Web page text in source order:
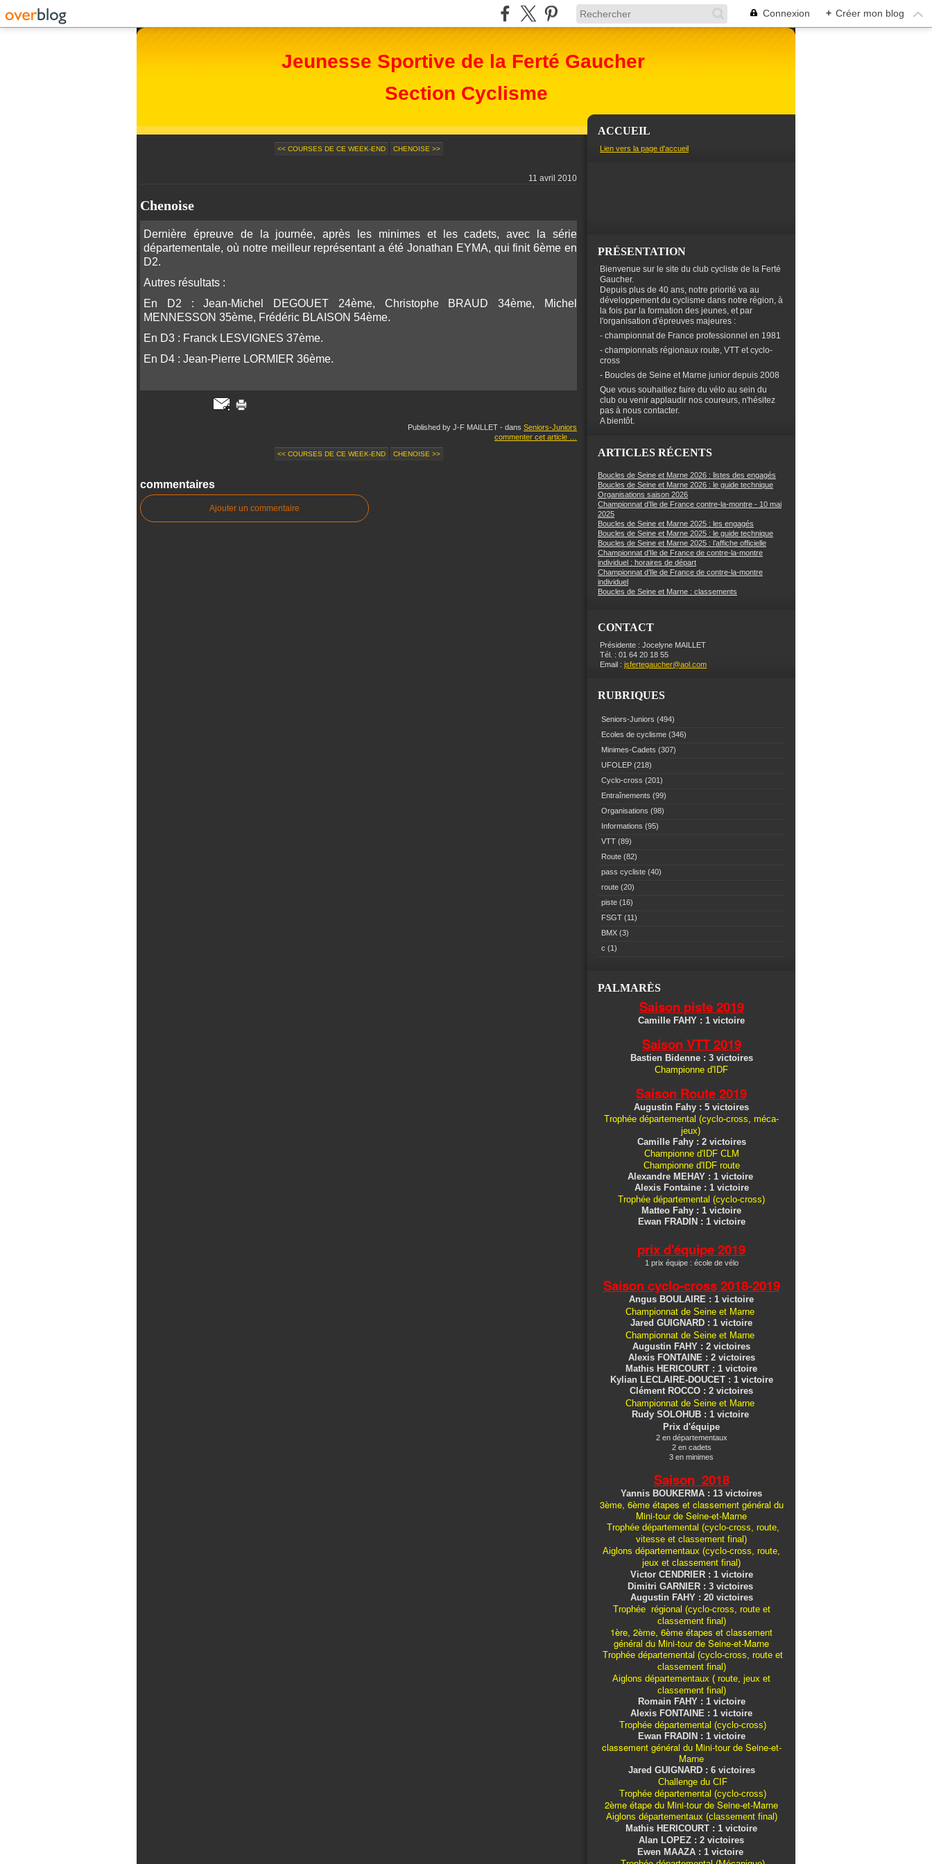
Connexion + Créer mon blog
Jeunesse Sportive de la Ferté Gaucher
Section Cyclisme
<< COURSES DE CE WEEK-END CHENOISE >>
11 avril 2010
Chenoise
Dernière épreuve de la journée, après les minimes et les cadets, avec la série
départementale, où notre meilleur représentant a été Jonathan EYMA, qui finit 6ème en
D2.
Autres résultats :
En D2 : Jean-Michel DEGOUET 24ème, Christophe BRAUD 34ème, Michel
MENNESSON 35ème, Frédéric BLAISON 54ème.
En D3 : Franck LESVIGNES 37ème.
En D4 : Jean-Pierre LORMIER 36ème.
Published by J-F MAILLET - dans Seniors-Juniors
commenter cet article
<< COURSES DE CE WEEK-END CHENOISE >>
commentaires
Ajouter un commentaire
ACCUEIL
Lien vers la page d'accueil
PRÉSENTATION
Bienvenue sur le site du club cycliste de la Ferté
Gaucher.
Depuis plus de 40 ans, notre priorité va au
développement du cyclisme dans notre région, à
la fois par la formation des jeunes, et par
l'organisation d'épreuves majeures :
- championnat de France professionnel en 1981
- championnats régionaux route, VTT et cyclo-
cross
- Boucles de Seine et Marne junior depuis 2008
Que vous souhaitiez faire du vélo au sein du
club ou venir applaudir nos coureurs, n'hésitez
pas à nous contacter.
A bientôt.
ARTICLES RÉCENTS
Boucles de Seine et Marne 2026 : listes des engagés
Boucles de Seine et Marne 2026 : le guide technique
Organisations saison 2026
Championnat d’Ile de France contre-la-montre - 10 mai
2025
Boucles de Seine et Marne 2025 : les engagés
Boucles de Seine et Marne 2025 : le guide technique
Boucles de Seine et Marne 2025 : l’affiche officielle
Championnat d’Ile de France de contre-la-montre
individuel : horaires de départ
Championnat d’Ile de France de contre-la-montre
individuel
Boucles de Seine et Marne : classements
CONTACT
Présidente : Jocelyne MAILLET
Tél. : 01 64 20 18 55
Email : jsfertegaucher@aol.com
RUBRIQUES
Seniors-Juniors (494)
Ecoles de cyclisme (346)
Minimes-Cadets (307)
UFOLEP (218)
Cyclo-cross (201)
Entraînements (99)
Organisations (98)
Informations (95)
VTT (89)
Route (82)
pass cycliste (40)
route (20)
piste (16)
FSGT (11)
BMX (3)
c (1)
PALMARÈS
Saison piste 2019
Camille FAHY : 1 victoire
Saison VTT 2019
Bastien Bidenne : 3 victoires
Championne d'IDF
Saison Route 2019
Augustin Fahy : 5 victoires
Trophée départemental (cyclo-cross, méca-
jeux)
Camille Fahy : 2 victoires
Championne d'IDF CLM
Championne d'IDF route
Alexandre MEHAY : 1 victoire
Alexis Fontaine : 1 victoire
Trophée départemental (cyclo-cross)
Matteo Fahy : 1 victoire
Ewan FRADIN : 1 victoire
prix d'équipe 2019
1 prix équipe : école de vélo
Saison cyclo-cross2018-2019
Angus BOULAIRE : 1 victoire
Championnat de Seine et Marne
Jared GUIGNARD : 1 victoire
Championnat de Seine et Marne
Augustin FAHY : 2 victoires
Alexis FONTAINE : 2 victoires
Mathis HERICOURT : 1 victoire
Kylian LECLAIRE-DOUCET : 1 victoire
Clément ROCCO : 2 victoires
Championnat de Seine et Marne
Rudy SOLOHUB : 1 victoire
Prix d'équipe
2 en départementaux
2 en cadets
3 en minimes
Saison 2018
Yannis BOUKERMA : 13 victoires
3ème, 6ème étapes et classement général du
Mini-tour de Seine-et-Marne
Trophée départemental (cyclo-cross, route,
vitesse et classement final)
Aiglons départementaux (cyclo-cross, route,
jeux et classement final)
Victor CENDRIER : 1 victoire
Dimitri GARNIER : 3 victoires
Augustin FAHY : 20 victoires
Trophée régional (cyclo-cross, route et
classement final)
1ère, 2ème, 6ème étapes et classement
général du Mini-tour de Seine-et-Marne
Trophée départemental (cyclo-cross, route et
classement final)
Aiglons départementaux ( route, jeux et
classement final)
Romain FAHY : 1 victoire
Alexis FONTAINE : 1 victoire
Trophée départemental (cyclo-cross)
Ewan FRADIN : 1 victoire
classement général du Mini-tour de Seine-et-
Marne
Jared GUIGNARD : 6 victoires
Challenge du CIF
Trophée départemental (cyclo-cross)
2ème étape du Mini-tour de Seine-et-Marne
Aiglons départementaux (classement final)
Mathis HERICOURT : 1 victoire
Alan LOPEZ : 2 victoires
Ewen MAAZA : 1 victoire